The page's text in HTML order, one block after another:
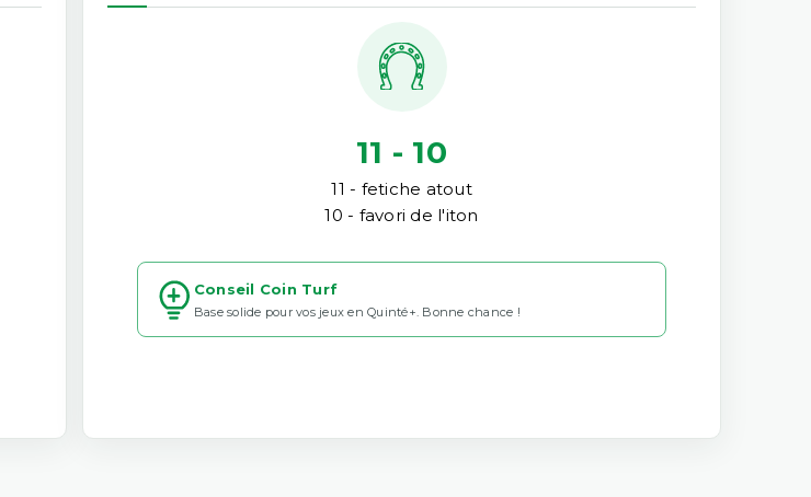
11 - 10
11 - fetiche atout
10 - favori de l'iton
Conseil Coin Turf
Base solide pour vos jeux en Quinté+. Bonne chance !